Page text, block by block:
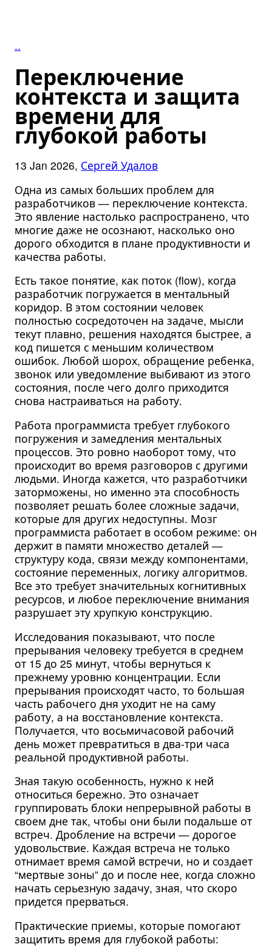
..
Переключение
контекста и защита
времени для
глубокой работы
13 Jan 2026, Сергей Удалов
Одна из самых больших проблем для
разработчиков — переключение контекста.
Это явление настолько распространено, что
многие даже не осознают, насколько оно
дорого обходится в плане продуктивности и
качества работы.
Есть такое понятие, как поток (flow), когда
разработчик погружается в ментальный
коридор. В этом состоянии человек
полностью сосредоточен на задаче, мысли
текут плавно, решения находятся быстрее, а
код пишется с меньшим количеством
ошибок. Любой шорох, обращение ребенка,
звонок или уведомление выбивают из этого
состояния, после чего долго приходится
снова настраиваться на работу.
Работа программиста требует глубокого
погружения и замедления ментальных
процессов. Это ровно наоборот тому, что
происходит во время разговоров с другими
людьми. Иногда кажется, что разработчики
заторможены, но именно эта способность
позволяет решать более сложные задачи,
которые для других недоступны. Мозг
программиста работает в особом режиме: он
держит в памяти множество деталей —
структуру кода, связи между компонентами,
состояние переменных, логику алгоритмов.
Все это требует значительных когнитивных
ресурсов, и любое переключение внимания
разрушает эту хрупкую конструкцию.
Исследования показывают, что после
прерывания человеку требуется в среднем
от 15 до 25 минут, чтобы вернуться к
прежнему уровню концентрации. Если
прерывания происходят часто, то большая
часть рабочего дня уходит не на саму
работу, а на восстановление контекста.
Получается, что восьмичасовой рабочий
день может превратиться в два-три часа
реальной продуктивной работы.
Зная такую особенность, нужно к ней
относиться бережно. Это означает
группировать блоки непрерывной работы в
своем дне так, чтобы они были подальше от
встреч. Дробление на встречи — дорогое
удовольствие. Каждая встреча не только
отнимает время самой встречи, но и создает
“мертвые зоны” до и после нее, когда сложно
начать серьезную задачу, зная, что скоро
придется прерваться.
Практические приемы, которые помогают
защитить время для глубокой работы: